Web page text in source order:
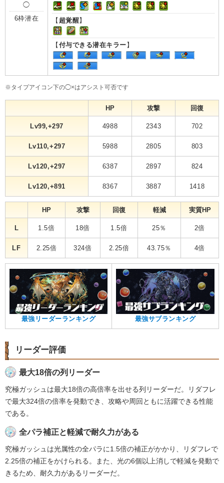
◯
6枠潜在
【 超覚醒】
【 付与できる潜在キラー 】
※タイプアイコン下の◯×はアシスト可否です
HP 攻撃 回復
Lv99,+297 4988 2343 702
Lv110,+297 5988 2805 803
Lv120,+297 6387 2897 824
Lv120,+891 8367 3887 1418
HP 攻撃 回復 軽減 実質HP
L 1.5倍 18倍 1.5倍 25％ 2倍
LF 2.25倍 324倍 2.25倍 43.75％ 4倍
最強リーダーランキング 最強サブランキング
リーダー評価
最大18倍の列リーダー
究極ガッシュは最大18倍の高倍率を出せる列リーダーだ。リダフレ
で最大324倍の倍率を発動でき、攻略や周回ともに活躍できる性能
である。
全パラ補正と軽減で耐久力がある
究極ガッシュは光属性の全パラに1.5倍の補正がかかり、リダフレで
2.25倍の補正をかけられる。また、光の6個以上消しで軽減を発動で
きるため、耐久力があるリーダーだ。